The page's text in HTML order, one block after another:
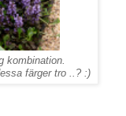
kombination.
färger tro ..? :)